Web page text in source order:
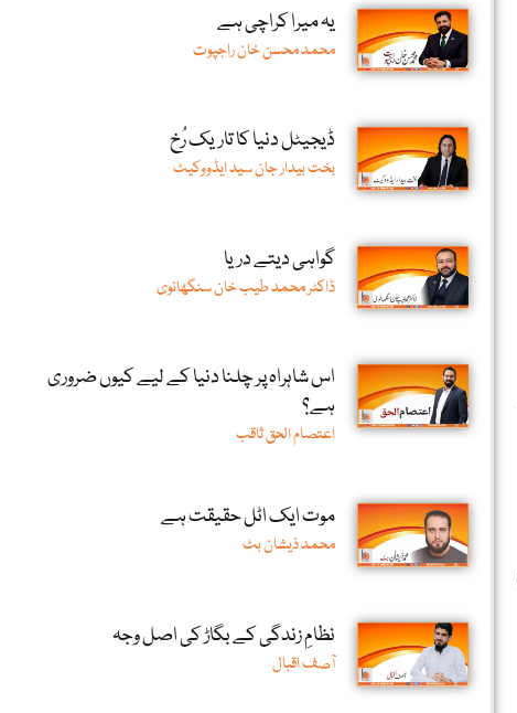
یہ میرا کراچی ہے
محمد محسن خان راجپوت
ڈیجیٹل دنیا کا تاریک رُخ
بخت بیدار جان سید ایڈووکیٹ
گواہی دیتے دریا
ڈاکٹر محمد طیب خان سنگھانوی
اس شاہراہ پر چلنا دنیا کے لیے کیوں ضروری
ہے؟
اعتصام الحق ثاقب
موت ایک اٹل حقیقت ہے
محمد ذیشان بٹ
نظامِ زندگی کے بگاڑ کی اصل وجہ
آصف اقبال